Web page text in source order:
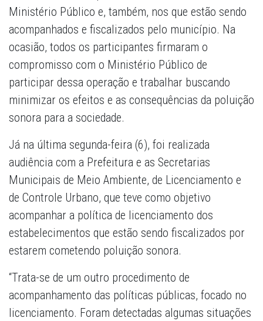
Ministério Público e, também, nos que estão sendo
acompanhados e fiscalizados pelo município. Na
ocasião, todos os participantes firmaram o
compromisso com o Ministério Público de
participar dessa operação e trabalhar buscando
minimizar os efeitos e as consequências da poluição
sonora para a sociedade.
Já na última segunda-feira (6), foi realizada
audiência com a Prefeitura e as Secretarias
Municipais de Meio Ambiente, de Licenciamento e
de Controle Urbano, que teve como objetivo
acompanhar a política de licenciamento dos
estabelecimentos que estão sendo fiscalizados por
estarem cometendo poluição sonora.
“Trata-se de um outro procedimento de
acompanhamento das políticas públicas, focado no
licenciamento. Foram detectadas algumas situações